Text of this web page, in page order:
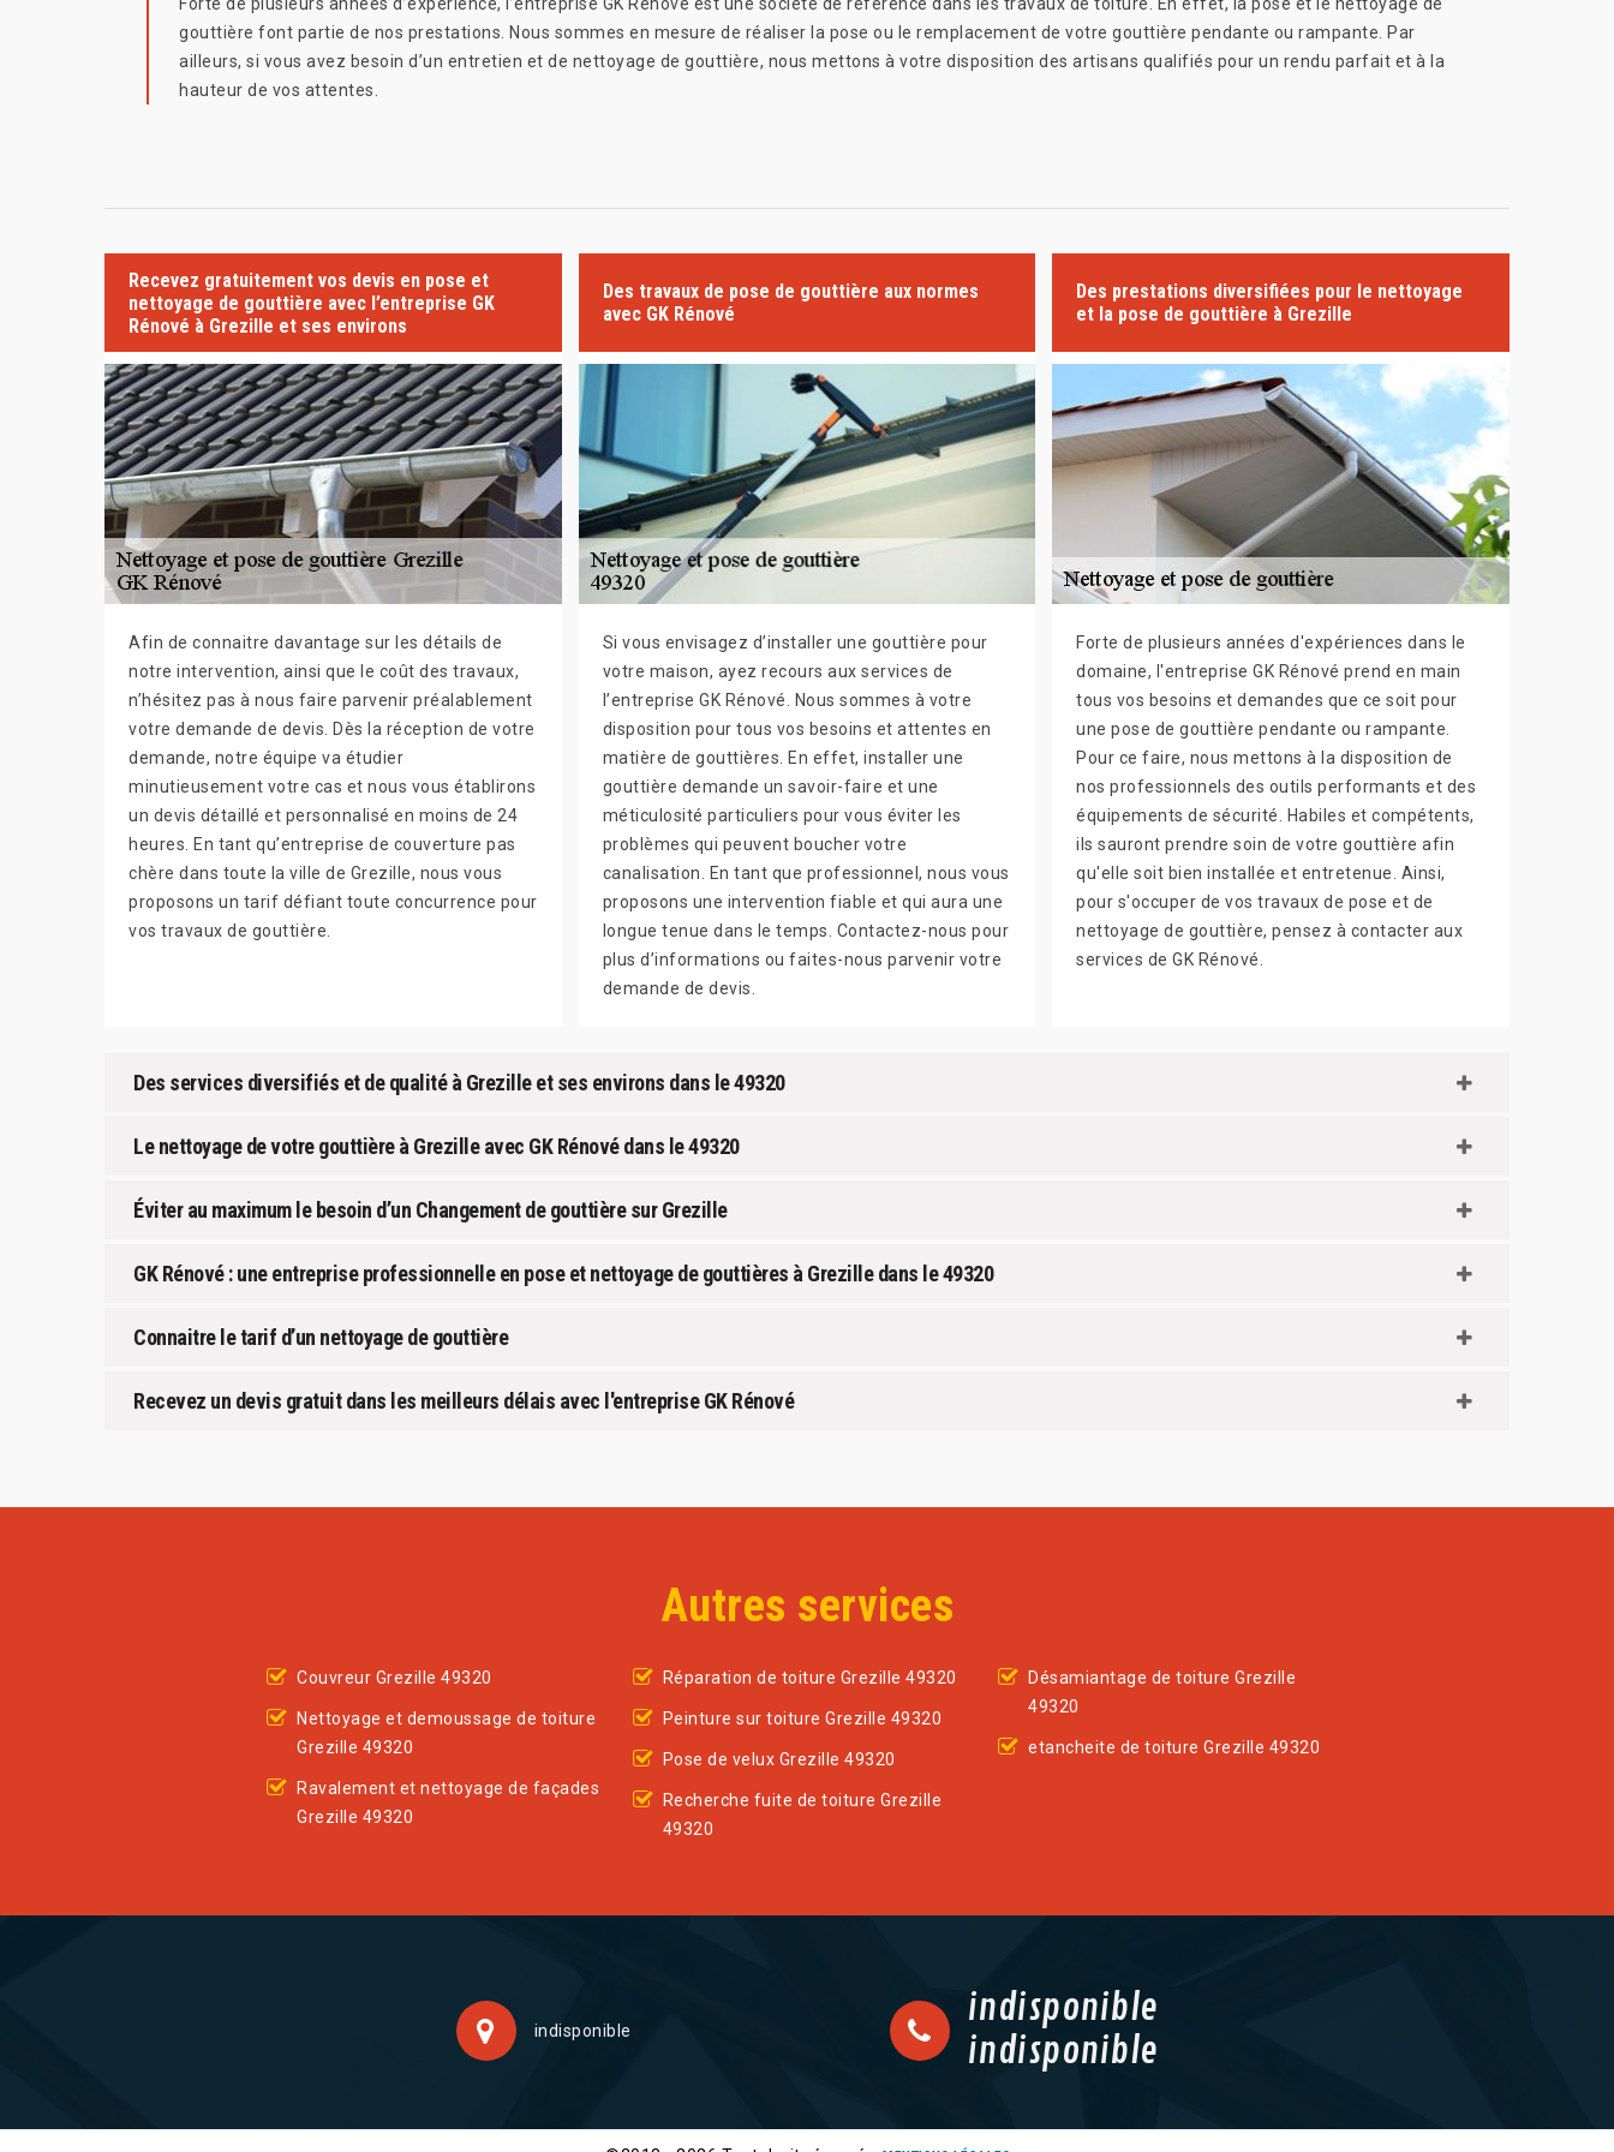
Forte de plusieurs années d’expérience, l’entreprise GK Rénové est une société de référence dans les travaux de toiture. En effet, la pose et le nettoyage de
gouttière font partie de nos prestations. Nous sommes en mesure de réaliser la pose ou le remplacement de votre gouttière pendante ou rampante. Par
ailleurs, si vous avez besoin d’un entretien et de nettoyage de gouttière, nous mettons à votre disposition des artisans qualifiés pour un rendu parfait et à la
hauteur de vos attentes.
Recevez gratuitement vos devis en pose et
nettoyage de gouttière avec l’entreprise GK
Rénové à Grezille et ses environs
Afin de connaitre davantage sur les détails de
notre intervention, ainsi que le coût des travaux,
n’hésitez pas à nous faire parvenir préalablement
votre demande de devis. Dès la réception de votre
demande, notre équipe va étudier
minutieusement votre cas et nous vous établirons
un devis détaillé et personnalisé en moins de 24
heures. En tant qu’entreprise de couverture pas
chère dans toute la ville de Grezille, nous vous
proposons un tarif défiant toute concurrence pour
vos travaux de gouttière.
Des travaux de pose de gouttière aux normes
avec GK Rénové
Si vous envisagez d’installer une gouttière pour
votre maison, ayez recours aux services de
l’entreprise GK Rénové. Nous sommes à votre
disposition pour tous vos besoins et attentes en
matière de gouttières. En effet, installer une
gouttière demande un savoir-faire et une
méticulosité particuliers pour vous éviter les
problèmes qui peuvent boucher votre
canalisation. En tant que professionnel, nous vous
proposons une intervention fiable et qui aura une
longue tenue dans le temps. Contactez-nous pour
plus d’informations ou faites-nous parvenir votre
demande de devis.
Des prestations diversifiées pour le nettoyage
et la pose de gouttière à Grezille
Forte de plusieurs années d'expériences dans le
domaine, l'entreprise GK Rénové prend en main
tous vos besoins et demandes que ce soit pour
une pose de gouttière pendante ou rampante.
Pour ce faire, nous mettons à la disposition de
nos professionnels des outils performants et des
équipements de sécurité. Habiles et compétents,
ils sauront prendre soin de votre gouttière afin
qu'elle soit bien installée et entretenue. Ainsi,
pour s'occuper de vos travaux de pose et de
nettoyage de gouttière, pensez à contacter aux
services de GK Rénové.
Des services diversifiés et de qualité à Grezille et ses environs dans le 49320
Le nettoyage de votre gouttière à Grezille avec GK Rénové dans le 49320
Éviter au maximum le besoin d’un Changement de gouttière sur Grezille
GK Rénové : une entreprise professionnelle en pose et nettoyage de gouttières à Grezille dans le 49320
Connaitre le tarif d’un nettoyage de gouttière
Recevez un devis gratuit dans les meilleurs délais avec l'entreprise GK Rénové
Autres services
Couvreur Grezille 49320
Nettoyage et demoussage de toiture
Grezille 49320
Ravalement et nettoyage de façades
Grezille 49320
Réparation de toiture Grezille 49320
Peinture sur toiture Grezille 49320
Pose de velux Grezille 49320
Recherche fuite de toiture Grezille
49320
Désamiantage de toiture Grezille
49320
etancheite de toiture Grezille 49320
indisponible
indisponible
indisponible